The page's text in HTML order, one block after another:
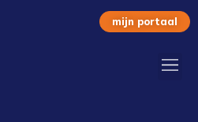
mijn portaal